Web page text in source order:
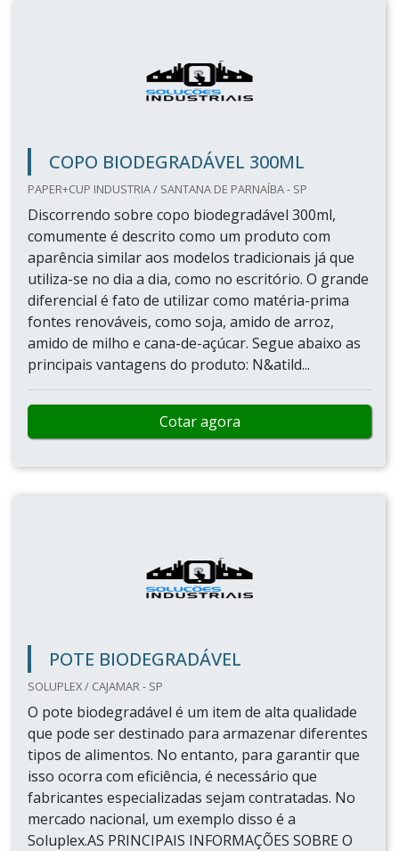
COPO BIODEGRADÁVEL 300ML
PAPER+CUP INDUSTRIA / SANTANA DE PARNAÍBA - SP
Discorrendo sobre copo biodegradável 300ml,
comumente é descrito como um produto com
aparência similar aos modelos tradicionais já que
utiliza-se no dia a dia, como no escritório. O grande
diferencial é fato de utilizar como matéria-prima
fontes renováveis, como soja, amido de arroz,
amido de milho e cana-de-açúcar. Segue abaixo as
principais vantagens do produto: N&atild...
Cotar agora
POTE BIODEGRADÁVEL
SOLUPLEX / CAJAMAR - SP
O pote biodegradável é um item de alta qualidade
que pode ser destinado para armazenar diferentes
tipos de alimentos. No entanto, para garantir que
isso ocorra com eficiência, é necessário que
fabricantes especializadas sejam contratadas. No
mercado nacional, um exemplo disso é a
Soluplex.AS PRINCIPAIS INFORMAÇÕES SOBRE O